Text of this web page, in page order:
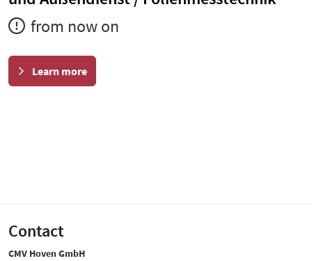
from now on
Learn more
Contact
CMV Hoven GmbH